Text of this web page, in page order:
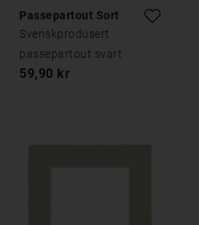
Passepartout Sort
Svenskprodusert
passepartout svart
59,90 kr